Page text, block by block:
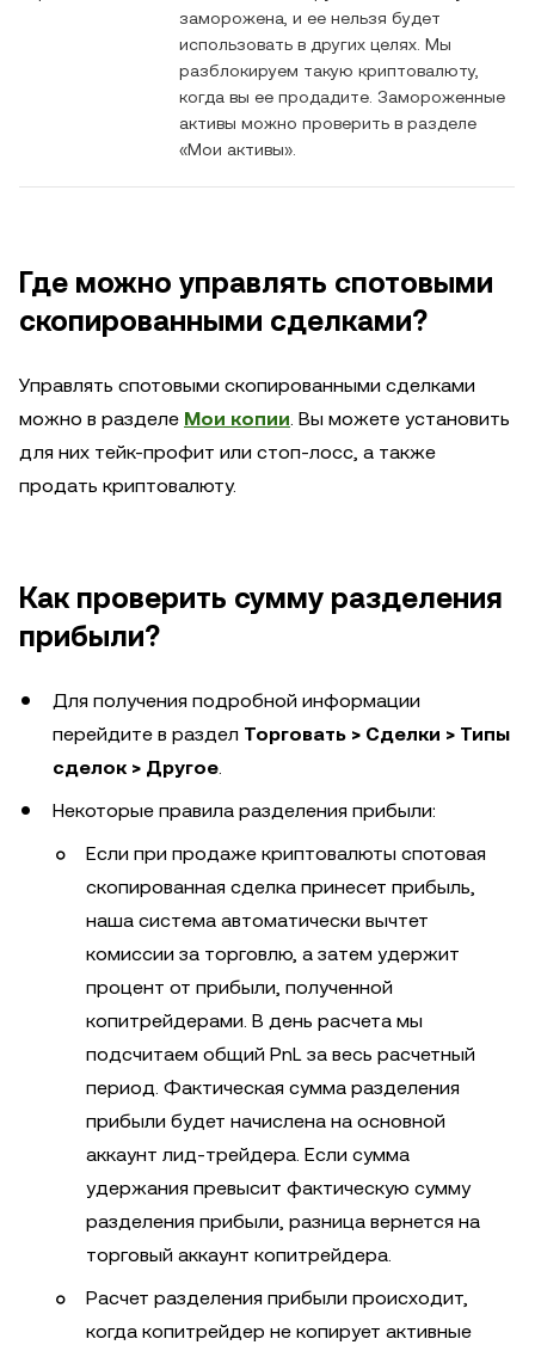
заморожена, и ее нельзя будет
использовать в других целях. Мы
разблокируем такую криптовалюту,
когда вы ее продадите. Замороженные
активы можно проверить в разделе
«Мои активы».
Где можно управлять спотовыми
скопированными сделками?
Управлять спотовыми скопированными сделками
можно в разделе Мои копии. Вы можете установить
для них тейк-профит или стоп-лосс, а также
продать криптовалюту.
Как проверить сумму разделения
прибыли?
Для получения подробной информации
перейдите в раздел Торговать > Сделки > Типы
сделок > Другое.
Некоторые правила разделения прибыли:
Если при продаже криптовалюты спотовая
скопированная сделка принесет прибыль,
наша система автоматически вычтет
комиссии за торговлю, а затем удержит
процент от прибыли, полученной
копитрейдерами. В день расчета мы
подсчитаем общий PnL за весь расчетный
период. Фактическая сумма разделения
прибыли будет начислена на основной
аккаунт лид-трейдера. Если сумма
удержания превысит фактическую сумму
разделения прибыли, разница вернется на
торговый аккаунт копитрейдера.
Расчет разделения прибыли происходит,
когда копитрейдер не копирует активные